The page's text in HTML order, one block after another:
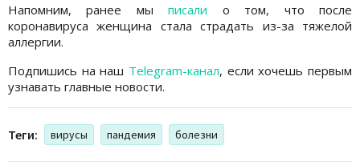
Напомним, ранее мыписали о том, что после
коронавируса женщина стала страдать из-за тяжелой
аллергии.
Подпишись на наш Telegram-канал, если хочешь первым
узнавать главные новости.
Теги: вирусы пандемия болезни